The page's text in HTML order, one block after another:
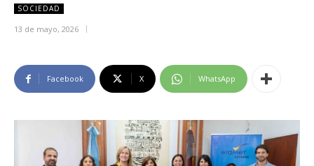
SOCIEDAD
13 de mayo, 2026
Facebook X WhatsApp